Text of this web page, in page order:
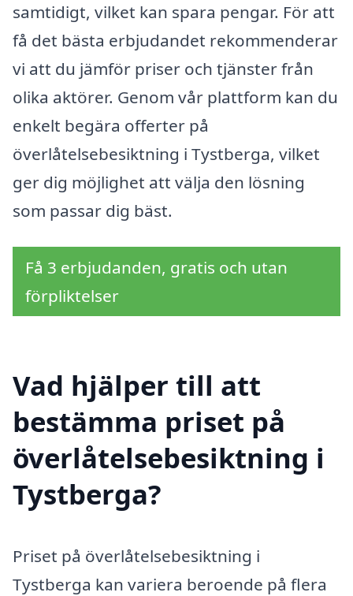
samtidigt, vilket kan spara pengar. För att
få det bästa erbjudandet rekommenderar
vi att du jämför priser och tjänster från
olika aktörer. Genom vår plattform kan du
enkelt begära offerter på
överlåtelsebesiktning i Tystberga, vilket
ger dig möjlighet att välja den lösning
som passar dig bäst.
Få 3 erbjudanden, gratis och utan
förpliktelser
Vad hjälper till att
bestämma priset på
överlåtelsebesiktning i
Tystberga?
Priset på överlåtelsebesiktning i
Tystberga kan variera beroende på flera